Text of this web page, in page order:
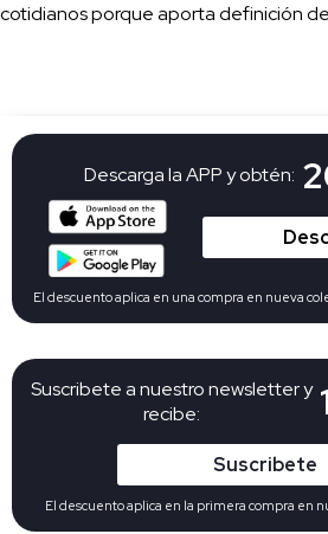
cotidianos porque aporta definición
Suscribete a nuestro newsletter y
recibe:
Suscribete
El descuento aplica en la primera compra en
Descarga la APP y obtén:
El descuento aplica en una compra en nueva